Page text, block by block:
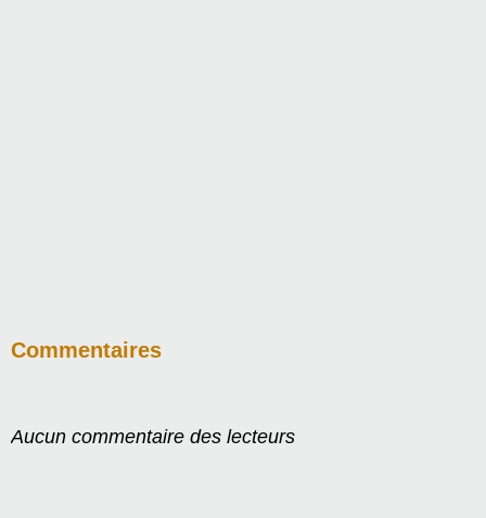
Commentaires
Aucun commentaire des lecteurs